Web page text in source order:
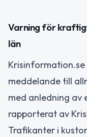
Varning för
län
meddelande till
med anledning av
rapporterat av
Trafikanter i